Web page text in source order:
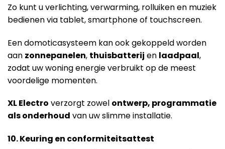
Zo kunt u verlichting, verwarming, rolluiken en muziek
bedienen via tablet, smartphone of touchscreen.
Een domoticasysteem kan ook gekoppeld worden
aan zonnepanelen, thuisbatterij en laadpaal,
zodat uw woning energie verbruikt op de meest
voordelige momenten.
XL Electro verzorgt zowel ontwerp, programmatie
als onderhoud van uw slimme installatie.
10. Keuring en conformiteitsattest